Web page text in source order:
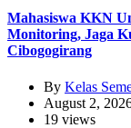
Mahasiswa KKN
Monitoring, Jaga
Cibogogirang
By Kelas
August 2,
19 views